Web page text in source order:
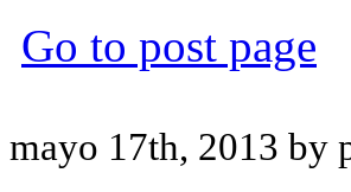
Go to post page
mayo 17th, 2013 by